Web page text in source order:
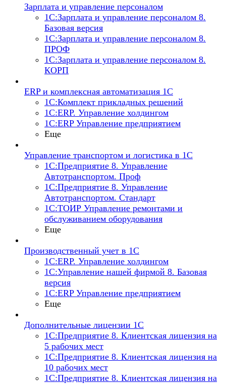
Зарплата и управление персоналом
1С:Зарплата и управление персоналом 8.
Базовая версия
1С:Зарплата и управление персоналом 8.
ПРОФ
1С:Зарплата и управление персоналом 8.
КОРП
ERP и комплексная автоматизация 1С
1С:Комплект прикладных решений
1С:ERP. Управление холдингом
1С:ERP Управление предприятием
Еще
Управление транспортом и логистика в 1С
1С:Предприятие 8. Управление
Автотранспортом. Проф
1С:Предприятие 8. Управление
Автотранспортом. Стандарт
1С:ТОИР Управление ремонтами и
обслуживанием оборудования
Еще
Производственный учет в 1С
1С:ERP. Управление холдингом
1С:Управление нашей фирмой 8. Базовая
версия
1С:ERP Управление предприятием
Еще
Дополнительные лицензии 1С
1С:Предприятие 8. Клиентская лицензия на
5 рабочих мест
1С:Предприятие 8. Клиентская лицензия на
10 рабочих мест
1С:Предприятие 8. Клиентская лицензия на